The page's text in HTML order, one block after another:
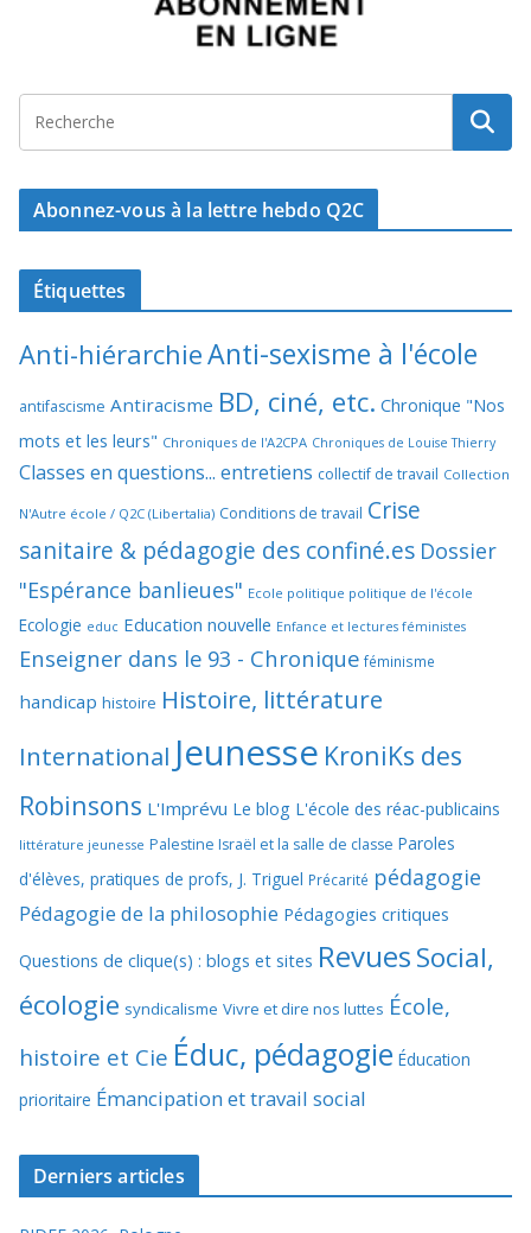
Abonnez-vous à la lettre hebdo Q2C
Étiquettes
Anti-hiérarchieAnti-sexisme à l'école
antifascisme Antiracisme BD, ciné, etc. Chronique "Nos
mots et les leurs" Chroniques de l'A2CPA Chroniques de Louise Thierry
Classes en questions... entretiens collectif de travail Collection
N'Autre école / Q2C (Libertalia) Conditions de travail Crise
sanitaire & pédagogie des confiné.es Dossier
"Espérance banlieues" Ecole politique politique de l'école
Ecologie educ Education nouvelle Enfance et lectures féministes
Enseigner dans le 93 - Chronique féminisme
handicap histoire Histoire, littérature
International Jeunesse KroniKs des
Robinsons L'Imprévu Le blog L'école des réac-publicains
littérature jeunesse Palestine Israël et la salle de classe Paroles
d'élèves, pratiques de profs, J. Triguel Précarité pédagogie
Pédagogie de la philosophie Pédagogies critiques
Questions de clique(s) : blogs et sites RevuesSocial,
écologie syndicalisme Vivre et dire nos luttes École,
histoire et Cie Éduc, pédagogie Éducation
prioritaire Émancipation et travail social
Derniers articles